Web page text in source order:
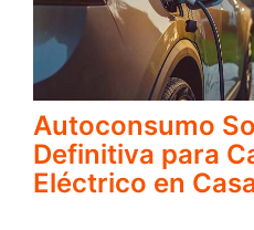
Autoconsumo
Definitiva para
Eléctrico en